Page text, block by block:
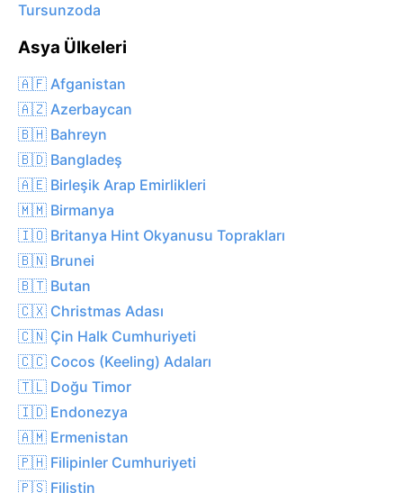
Tursunzoda
Asya Ülkeleri
🇦🇫 Afganistan
🇦🇿 Azerbaycan
🇧🇭 Bahreyn
🇧🇩 Bangladeş
🇦🇪 Birleşik Arap Emirlikleri
🇲🇲 Birmanya
🇮🇴 Britanya Hint Okyanusu Toprakları
🇧🇳 Brunei
🇧🇹 Butan
🇨🇽 Christmas Adası
🇨🇳 Çin Halk Cumhuriyeti
🇨🇨 Cocos (Keeling) Adaları
🇹🇱 Doğu Timor
🇮🇩 Endonezya
🇦🇲 Ermenistan
🇵🇭 Filipinler Cumhuriyeti
🇵🇸 Filistin